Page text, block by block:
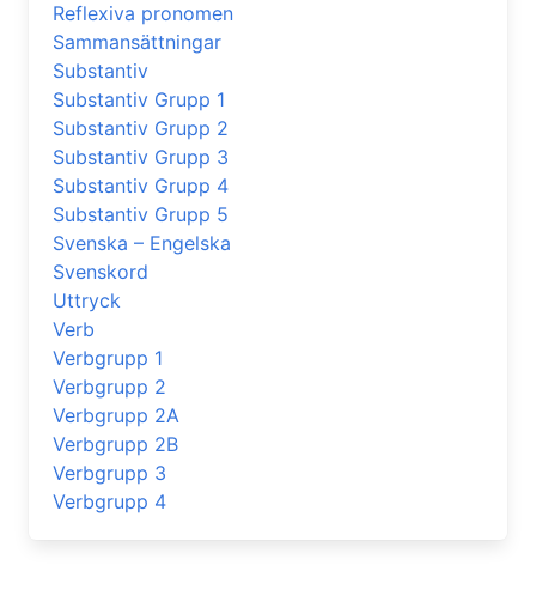
Reflexiva pronomen
Sammansättningar
Substantiv
Substantiv Grupp 1
Substantiv Grupp 2
Substantiv Grupp 3
Substantiv Grupp 4
Substantiv Grupp 5
Svenska – Engelska
Svenskord
Uttryck
Verb
Verbgrupp 1
Verbgrupp 2
Verbgrupp 2A
Verbgrupp 2B
Verbgrupp 3
Verbgrupp 4